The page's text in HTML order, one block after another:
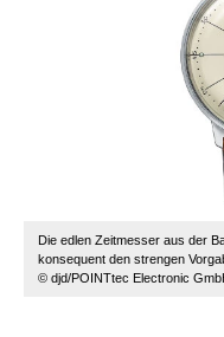
Die edlen Zeitmesser aus der
konsequent den strengen
© djd/POINTtec Electronic